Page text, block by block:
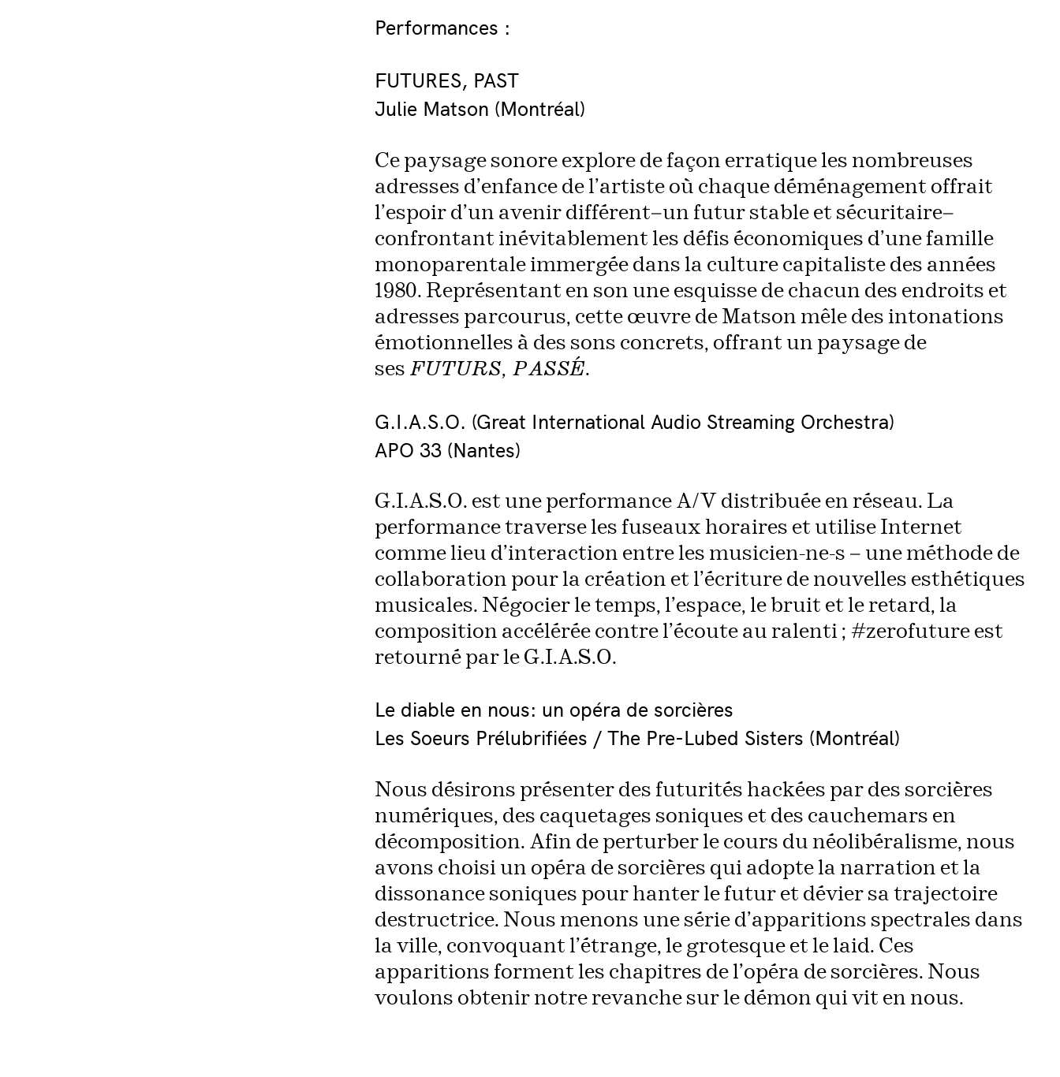
Performances :
FUTURES, PAST
Julie Matson (Montréal)
Ce paysage sonore explore de façon erratique les nombreuses
adresses d’enfance de l’artiste où chaque déménagement offrait
l’espoir d’un avenir différent–un futur stable et sécuritaire–
confrontant inévitablement les défis économiques d’une famille
monoparentale immergée dans la culture capitaliste des années
1980. Représentant en son une esquisse de chacun des endroits et
adresses parcourus, cette œuvre de Matson mêle des intonations
émotionnelles à des sons concrets, offrant un paysage de
ses FUTURS, PASSÉ.
G.I.A.S.O. (Great International Audio Streaming Orchestra)
APO 33 (Nantes)
G.I.A.S.O. est une performance A/V distribuée en réseau. La
performance traverse les fuseaux horaires et utilise Internet
comme lieu d’interaction entre les musicien-ne-s – une méthode de
collaboration pour la création et l’écriture de nouvelles esthétiques
musicales. Négocier le temps, l’espace, le bruit et le retard, la
composition accélérée contre l’écoute au ralenti ; #zerofuture est
retourné par le G.I.A.S.O.
Le diable en nous: un opéra de sorcières
Les Soeurs Prélubrifiées / The Pre-Lubed Sisters (Montréal)
Nous désirons présenter des futurités hackées par des sorcières
numériques, des caquetages soniques et des cauchemars en
décomposition. Afin de perturber le cours du néolibéralisme, nous
avons choisi un opéra de sorcières qui adopte la narration et la
dissonance soniques pour hanter le futur et dévier sa trajectoire
destructrice. Nous menons une série d’apparitions spectrales dans
la ville, convoquant l’étrange, le grotesque et le laid. Ces
apparitions forment les chapitres de l’opéra de sorcières. Nous
voulons obtenir notre revanche sur le démon qui vit en nous.